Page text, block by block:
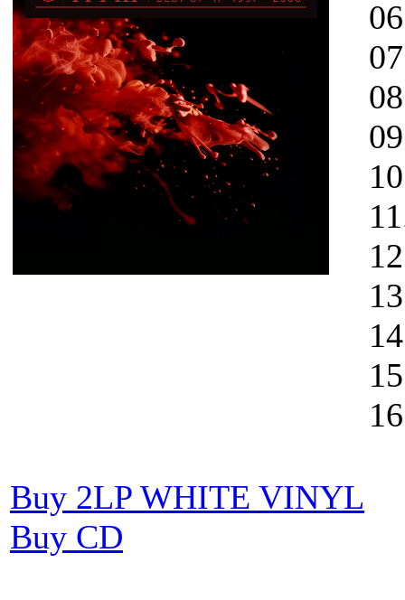
12.
14.
15.
16.
Buy 2LP WHITE VINYL
Buy CD